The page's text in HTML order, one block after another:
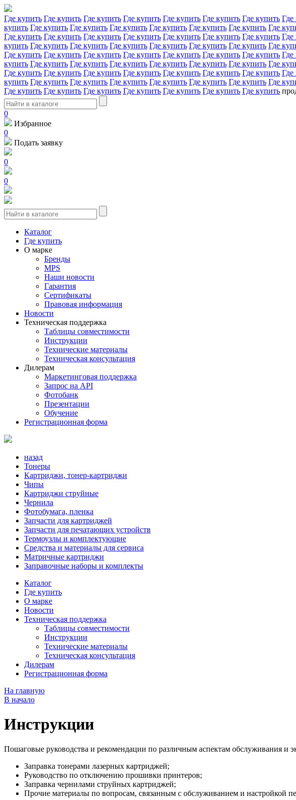
Где купить Где купить Где купить Где купить Где купить Где купить Где купить Где
купить Где купить Где купить Где купить Где купить Где купить Где купить Где
Где купить Где купить Где купить Где купить Где купить Где купить Где купить Где
купить Где купить Где купить Где купить Где купить Где купить Где купить Где
Где купить Где купить Где купить Где купить Где купить Где купить Где купить Где
купить Где купить Где купить Где купить Где купить Где купить Где купить Где
Где купить Где купить Где купить Где купить Где купить Где купить Где купить Где
купить Где купить Где купить Где купить Где купить Где купить Где купить Где
Где купить Где купить Где купить Где купить Где купить Где купить Где купить
0
Избранное
0
Подать заявку
0
0
Каталог
Где купить
О марке
Бренды
MPS
Наши новости
Гарантия
Сертификаты
Правовая информация
Новости
Техническая поддержка
Таблицы совместимости
Инструкции
Технические материалы
Техническая консультация
Дилерам
Маркетинговая поддержка
Запрос на API
Фотобанк
Презентации
Обучение
Регистрационная форма
назад
Тонеры
Картриджи, тонер-картриджи
Чипы
Картриджи струйные
Чернила
Фотобумага, пленка
Запчасти для картриджей
Запчасти для печатающих устройств
Термоузлы и комплектующие
Средства и материалы для сервиса
Матричные картриджи
Заправочные наборы и комплекты
Каталог
Где купить
О марке
Новости
Техническая поддержка
Таблицы совместимости
Инструкции
Технические материалы
Техническая консультация
Дилерам
Регистрационная форма
На главную
В начало
Инструкции
Пошаговые руководства и рекомендации по различным аспектам обслуживания и
Заправка тонерами лазерных картриджей;
Руководство по отключению прошивки принтеров;
Заправка чернилами струйных картриджей;
Прочие материалы по вопросам, связанным с обслуживанием и настройкой